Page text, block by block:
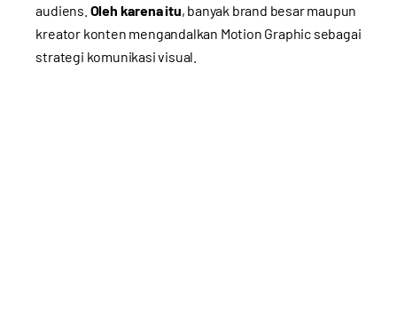
audiens. Oleh karena itu, banyak brand besar maupun
kreator konten mengandalkan Motion Graphic sebagai
strategi komunikasi visual.